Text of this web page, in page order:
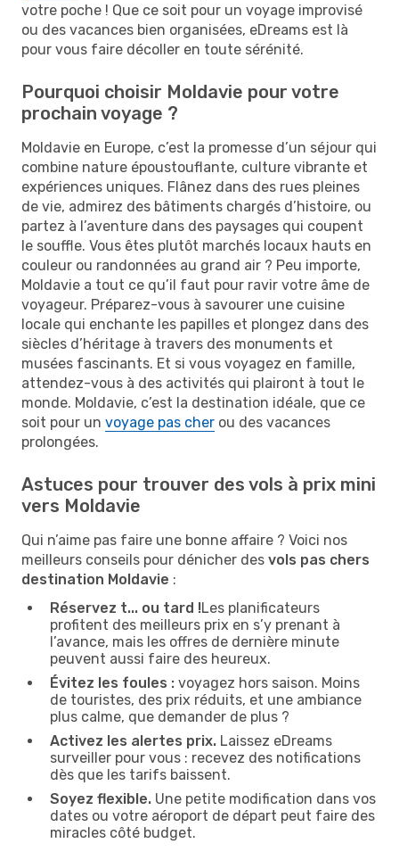
votre poche ! Que ce soit pour un voyage improvisé
ou des vacances bien organisées, eDreams est là
pour vous faire décoller en toute sérénité.
Pourquoi choisir Moldavie pour votre
prochain voyage ?
Moldavie en Europe, c’est la promesse d’un séjour qui
combine nature époustouflante, culture vibrante et
expériences uniques. Flânez dans des rues pleines
de vie, admirez des bâtiments chargés d’histoire, ou
partez à l’aventure dans des paysages qui coupent
le souffle. Vous êtes plutôt marchés locaux hauts en
couleur ou randonnées au grand air ? Peu importe,
Moldavie a tout ce qu’il faut pour ravir votre âme de
voyageur. Préparez-vous à savourer une cuisine
locale qui enchante les papilles et plongez dans des
siècles d’héritage à travers des monuments et
musées fascinants. Et si vous voyagez en famille,
attendez-vous à des activités qui plairont à tout le
monde. Moldavie, c’est la destination idéale, que ce
soit pour un voyage pas cher ou des vacances
prolongées.
Astuces pour trouver des vols à prix mini
vers Moldavie
Qui n’aime pas faire une bonne affaire ? Voici nos
meilleurs conseils pour dénicher des vols pas chers
destination Moldavie :
Réservez t... ou tard !Les planificateurs
profitent des meilleurs prix en s’y prenant à
l’avance, mais les offres de dernière minute
peuvent aussi faire des heureux.
Évitez les foules : voyagez hors saison. Moins
de touristes, des prix réduits, et une ambiance
plus calme, que demander de plus ?
Activez les alertes prix. Laissez eDreams
surveiller pour vous : recevez des notifications
dès que les tarifs baissent.
Soyez flexible. Une petite modification dans vos
dates ou votre aéroport de départ peut faire des
miracles côté budget.